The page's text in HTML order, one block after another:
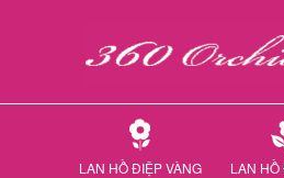
LAN HỒ ĐIỆP VÀNG LAN